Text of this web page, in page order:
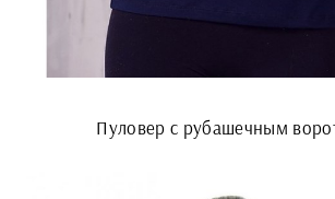
Пуловер с рубашечным